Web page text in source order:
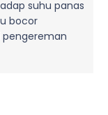
suhu panas
bocor
pengereman